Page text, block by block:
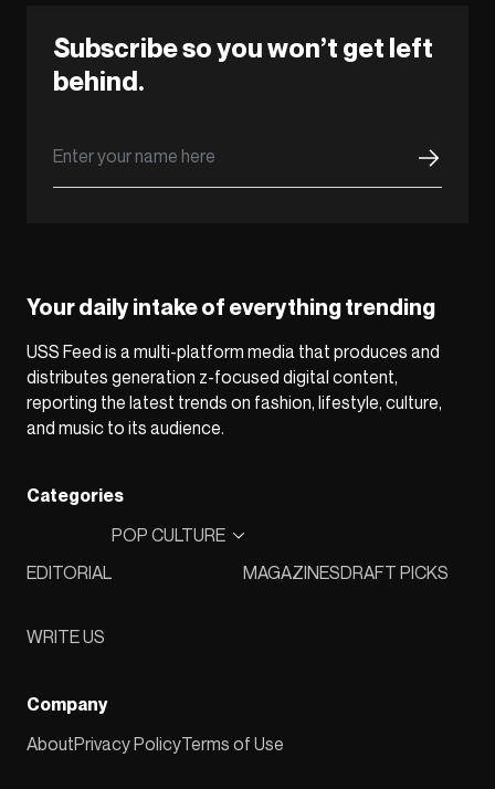
Subscribe so you won’t get left
behind.
Your daily intake of everything trending
USS Feed is a multi-platform media that produces and
distributes generation z-focused digital content,
reporting the latest trends on fashion, lifestyle, culture,
and music to its audience.
Categories
EDITORIAL
POP CULTURE
MAGAZINESDRAFT PICKS
WRITE US
Company
AboutPrivacy PolicyTerms of Use